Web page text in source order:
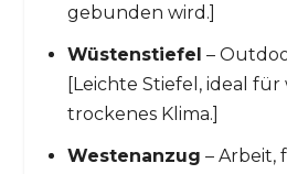
gebunden wird.]
Wüstenstiefel –
[Leichte Stiefel, ideal für
trockenes Klima.]
Westenanzug – Arbeit,